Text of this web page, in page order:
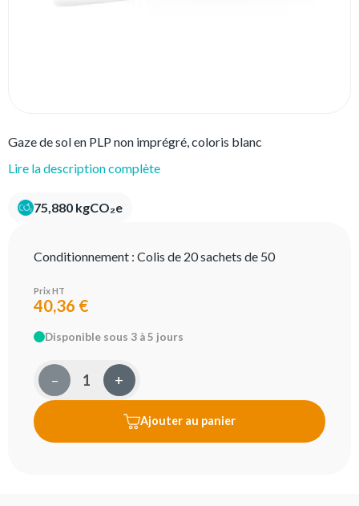
Gaze de sol en PLP non imprégré, coloris blanc
Lire la description complète
75,880 kgCO₂e
Conditionnement : Colis de 20 sachets de 50
Prix HT
40,36 €
Disponible sous 3 à 5 jours
– +
Ajouter au panier